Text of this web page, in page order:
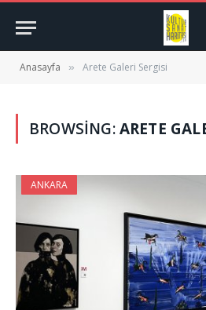
Anasayfa » Arete Galeri Sergisi
BROWSING:ARETE
ANKARA